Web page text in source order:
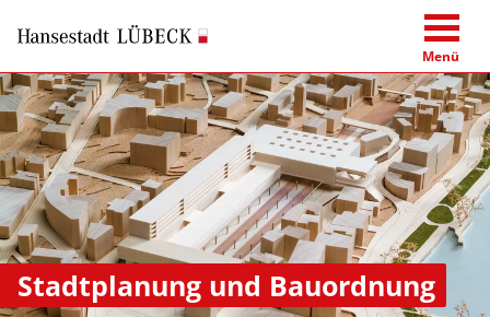
Menü
Stadtplanung und Bauordnung